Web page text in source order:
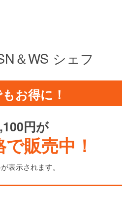
＆WS シェフ
お得に！
円が
販売中！
表示されます。